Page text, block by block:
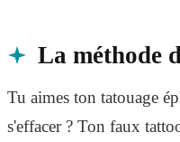
La méthode
Tu aimes ton tatouage
s'effacer ? Ton faux